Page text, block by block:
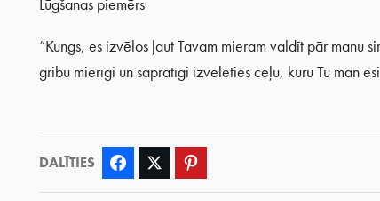
Lūgšanas piemērs
“Kungs, es izvēlos ļaut Tavam mieram valdīt pār manu
gribu mierīgi un saprātīgi izvēlēties ceļu, kuru Tu man
DALĪTIES Facebook Twitter